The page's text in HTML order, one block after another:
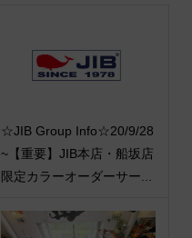
☆JIB Group Info☆20/9/28
~【重要】JIB本店・船坂店
限定カラーオーダーサー...